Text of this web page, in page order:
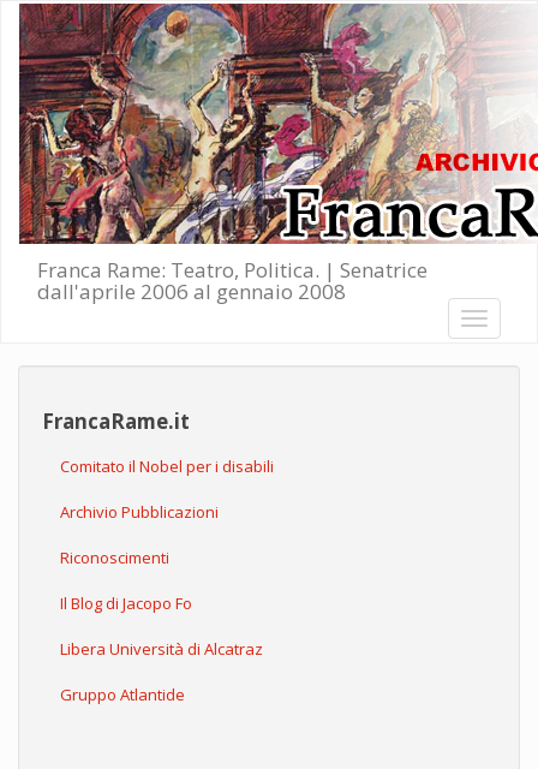
Salta al contenuto principale
Franca Rame: Teatro, Politica. | Senatrice
dall'aprile 2006 al gennaio 2008
Toggle
FrancaRame.it
Comitato il Nobel per i disabili
Archivio Pubblicazioni
Riconoscimenti
Il Blog di Jacopo Fo
Libera Università di Alcatraz
Gruppo Atlantide